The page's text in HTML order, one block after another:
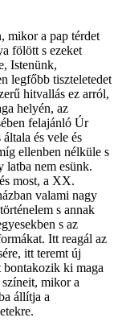
mikor a pap térdet
fölött s ezeket
Istenünk,
legfőbb tiszteletedet
hitvallás ez arról,
helyén, az
felajánló Úr
és vele és
ellenben nélküle s
latba nem esünk.
most, a XX.
valami nagy
s annak
s az
Itt reagál az
itt teremt új
bontakozik ki maga
mikor a
állítja a